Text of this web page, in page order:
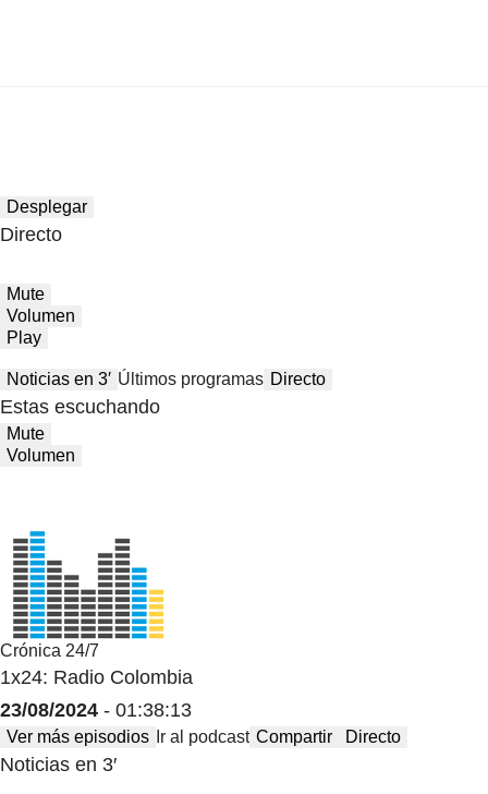
Desplegar
Directo
Mute
Volumen
Play
Noticias en 3′ Últimos programas Directo
Estas escuchando
Mute
Volumen
Crónica 24/7
1x24: Radio Colombia
23/08/2024 - 01:38:13
Ver más episodios Ir al podcast Compartir Directo
Noticias en 3′